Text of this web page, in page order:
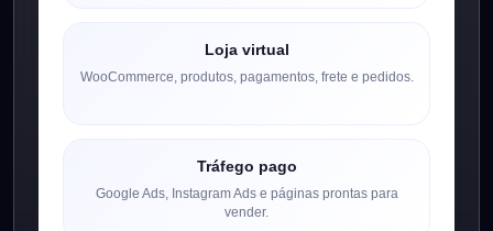
Loja virtual
WooCommerce, produtos, pagamentos, frete e pedidos.
Tráfego pago
Google Ads, Instagram Ads e páginas prontas para
vender.